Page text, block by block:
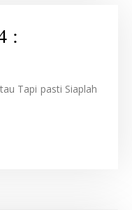
:
Tapi pasti Siaplah